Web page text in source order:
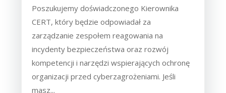
Poszukujemy doświadczonego Kierownika
CERT, który będzie odpowiadał za
zarządzanie zespołem reagowania na
incydenty bezpieczeństwa oraz rozwój
kompetencji i narzędzi wspierających ochronę
organizacji przed cyberzagrożeniami. Jeśli
masz...